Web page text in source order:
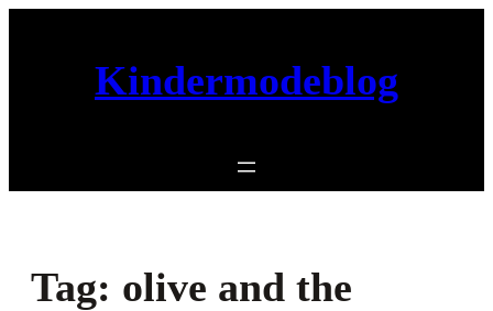
Kindermodeblog
Tag: olive and the